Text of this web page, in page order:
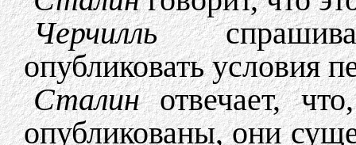
Черчилль
опубликовать условия
Сталинотвечает,
опубликованы, они